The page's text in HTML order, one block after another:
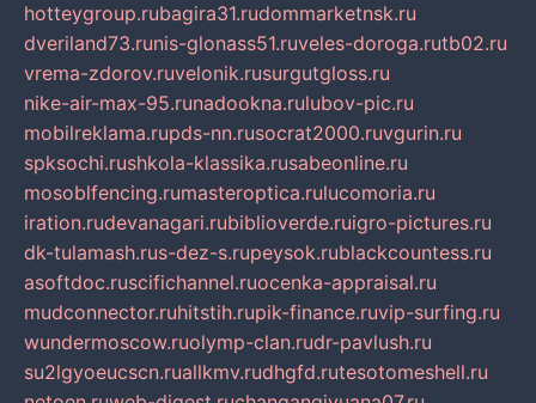
hotteygroup.rubagira31.rudommarketnsk.ru
dveriland73.runis-glonass51.ruveles-doroga.rutb02.ru
vrema-zdorov.ruvelonik.rusurgutgloss.ru
nike-air-max-95.runadookna.rulubov-pic.ru
mobilreklama.rupds-nn.rusocrat2000.ruvgurin.ru
spksochi.rushkola-klassika.rusabeonline.ru
mosoblfencing.rumasteroptica.rulucomoria.ru
iration.rudevanagari.rubiblioverde.ruigro-pictures.ru
dk-tulamash.rus-dez-s.rupeysok.rublackcountess.ru
asoftdoc.ruscifichannel.ruocenka-appraisal.ru
mudconnector.ruhitstih.rupik-finance.ruvip-surfing.ru
wundermoscow.ruolymp-clan.rudr-pavlush.ru
su2lgyoeucscn.ruallkmv.rudhgfd.rutesotomeshell.ru